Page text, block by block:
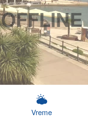
OFFLINE
Vreme